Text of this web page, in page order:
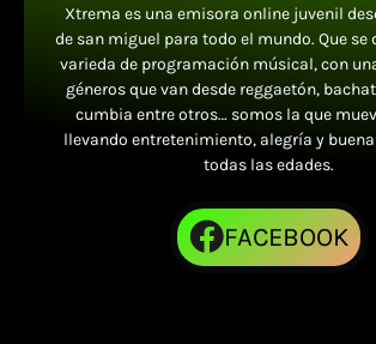
Xtrema es una emisora online juvenil
de san miguel para todo el mundo. Que se
varieda de programación músical, con
géneros que van desde reggaetón,
cumbia entre otros… somos la que
llevando entretenimiento, alegría y
todas las edades.
FACEBOOK